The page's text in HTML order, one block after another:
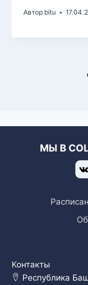
Автор bitu
МЫ В
Контакты
Республика